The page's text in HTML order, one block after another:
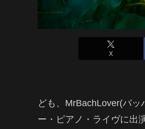
X
ども、MrBachLover(バ
ー・ピアノ・ライヴに出